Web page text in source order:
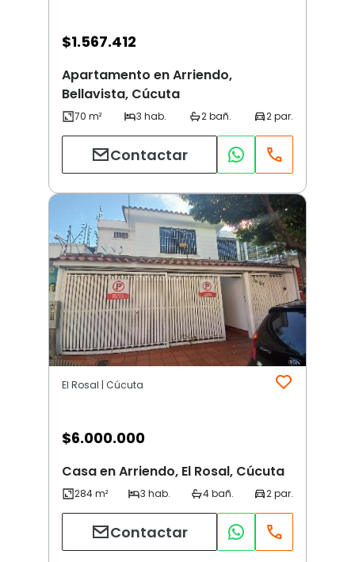
$1.567.412
Apartamento en Arriendo,
Bellavista, Cúcuta
Contactar
El Rosal | Cúcuta
$6.000.000
Casa en Arriendo, El Rosal, Cúcuta
Contactar